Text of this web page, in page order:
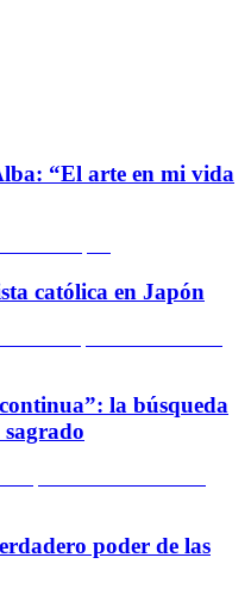
“El arte en mi vida
católica en Japón
la búsqueda
sagrado
poder de las